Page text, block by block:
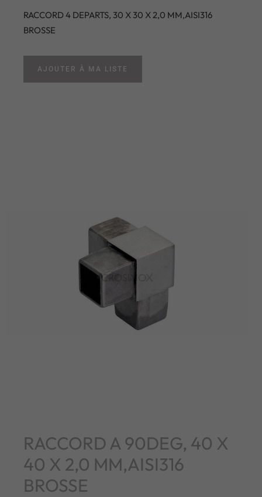
RACCORD 4 DEPARTS, 30 X 30 X 2,0 MM,AISI316
BROSSE
AJOUTER À MA LISTE
RACCORD A 90DEG, 40 X
40 X 2,0 MM,AISI316
BROSSE